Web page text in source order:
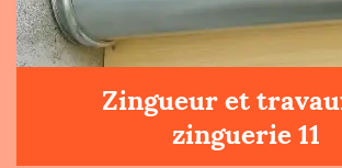
Zingueur et
zinguerie 11